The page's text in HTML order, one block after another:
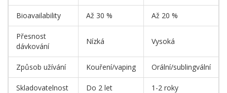
Bioavailability Až 30 % Až 20 %
Přesnost
dávkování
Nízká Vysoká
Způsob užívání Kouření/vaping Orální/sublingvální
Skladovatelnost Do 2 let 1-2 roky